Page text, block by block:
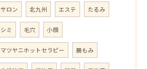
サロン 北九州 エステ たるみ
シミ 毛穴 小顔
マツヤニホットセラピー 腸もみ